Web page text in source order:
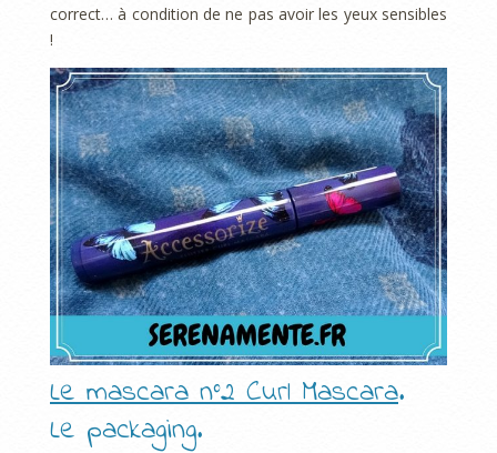
correct… à condition de ne pas avoir les yeux sensibles
!
Le mascara n°2 Curl Mascara.
Le packaging.